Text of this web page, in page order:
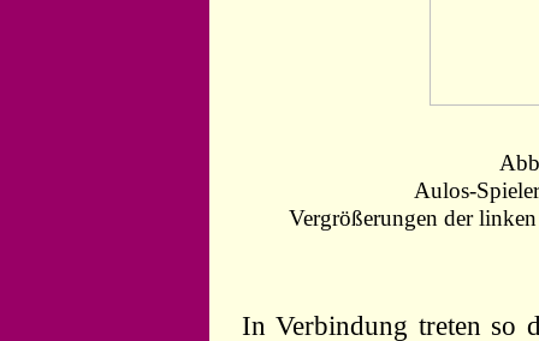
Aulos-
Vergrößerungen der
In Verbindung treten so